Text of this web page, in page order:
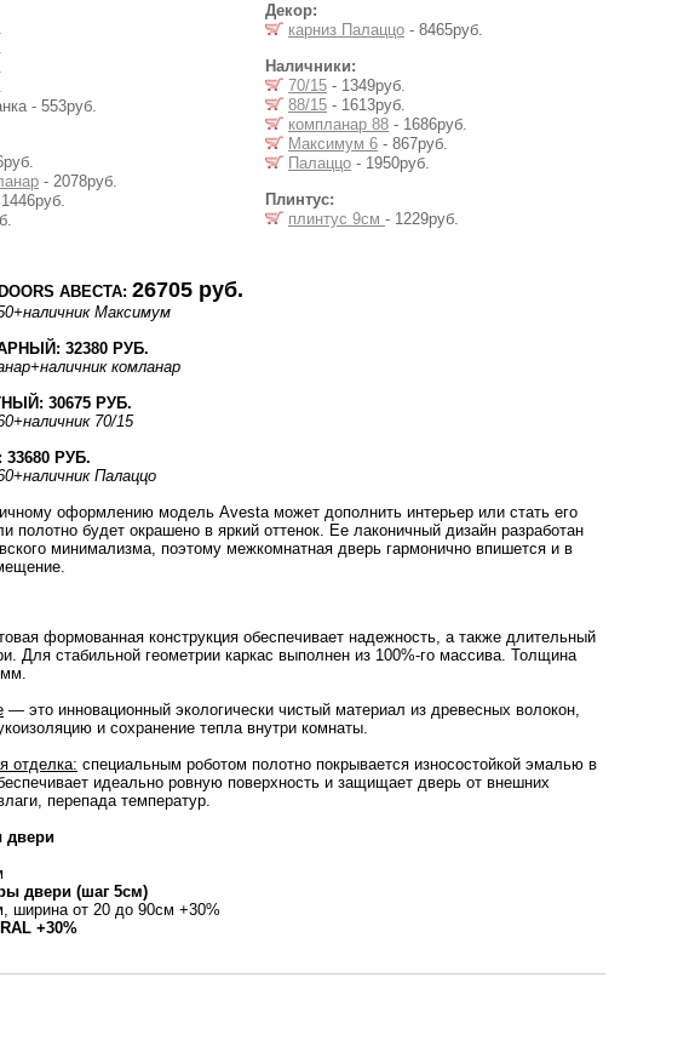
- 553руб.
- 2078руб.
Декор:
карниз Палаццо - 8465руб.
Наличники:
70/15 - 1349руб.
88/15 - 1613руб.
компланар 88 - 1686руб.
Максимум 6 - 867руб.
Палаццо - 1950руб.
Плинтус:
плинтус 9см - 1229руб.
АВЕСТА: 26705 руб.
+наличник Максимум
32380 РУБ.
+наличник комланар
30675 РУБ.
+наличник 70/15
РУБ.
+наличник Палаццо
оформлению модель Avesta может дополнить интерьер или стать его
полотно будет окрашено в яркий оттенок. Ее лаконичный дизайн разработан
минимализма, поэтому межкомнатная дверь гармонично впишется и в
формованная конструкция обеспечивает надежность, а также длительный
Для стабильной геометрии каркас выполнен из 100%-го массива. Толщина
мм.
— это инновационный экологически чистый материал из древесных волокон,
и сохранение тепла внутри комнаты.
отделка: специальным роботом полотно покрывается износостойкой эмалью в
идеально ровную поверхность и защищает дверь от внешних
перепада температур.
двери
двери (шаг 5см)
ширина от 20 до 90см +30%
+30%